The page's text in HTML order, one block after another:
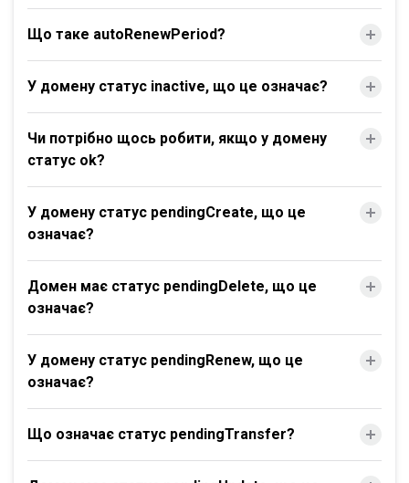
Що таке autoRenewPeriod?
У домену статус inactive, що це означає?
Чи потрібно щось робити, якщо у домену
статус ok?
У домену статус pendingCreate, що це
означає?
Домен має статус pendingDelete, що це
означає?
У домену статус pendingRenew, що це
означає?
Що означає статус pendingTransfer?